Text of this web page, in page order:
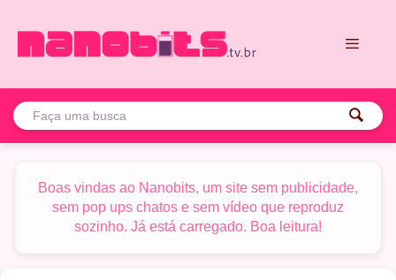
para
Boas vindas ao Nanobits, um site sem publicidade,
sem pop ups chatos e sem vídeo que reproduz
sozinho. Já está carregado. Boa leitura!